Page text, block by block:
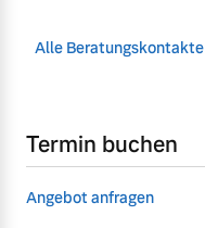
Alle Beratungskontakte
Termin buchen
Angebot anfragen